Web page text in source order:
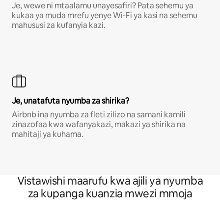
Je, wewe ni mtaalamu unayesafiri? Pata sehemu ya
kukaa ya muda mrefu yenye Wi-Fi ya kasi na sehemu
mahususi za kufanyia kazi.
Je, unatafuta nyumba za shirika?
Airbnb ina nyumba za fleti zilizo na samani kamili
zinazofaa kwa wafanyakazi, makazi ya shirika na
mahitaji ya kuhama.
Vistawishi maarufu kwa ajili ya nyumba
za kupanga kuanzia mwezi mmoja